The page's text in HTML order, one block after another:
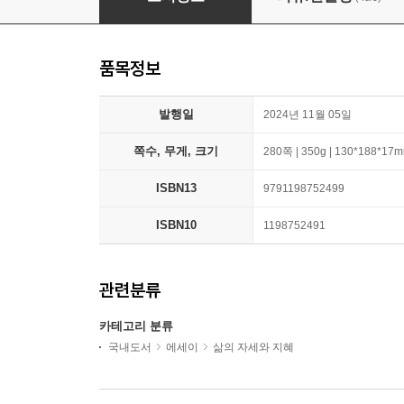
품목정보
발행일 2024년 11월 05일
쪽수, 무게, 크기 280쪽 | 350g |
ISBN13 9791198752499
ISBN10 1198752491
관련분류
카테고리 분류
국내도서 에세이 삶의 자세와 지혜